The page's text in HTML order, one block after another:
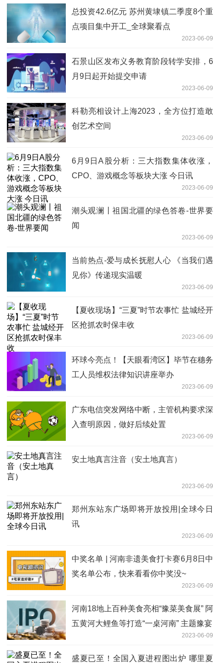
总投资42.6亿元 苏州黄埭镇二季度8个重
点项目集中开工_全球聚看点
2023-06-09
石景山区发布义务教育阶段转学安排，6
月9日起开始提交申请
2023-06-09
科勒亮相设计上海2023，全方位打造敢
创艺术空间
2023-06-09
6月9日A股分析：三大指数集体收涨，
CPO、游戏概念等板块大涨 今日讯
2023-06-09
潮头观澜丨祖国北疆的绿色答卷-世界要
闻
2023-06-09
当前热点-爱与成长抚慰人心 《当我们遇
见你》传递现实温暖
2023-06-09
【夏收现场】“三夏”时节农事忙 盐城经开
区抢抓农时保丰收
2023-06-09
环球今亮点！【天眼看湾区】毕节在穗务
工人员维权法律知识讲座举办
2023-06-09
广东电信突发网络中断，主管机构要求深
入查明原因，做好后续处置
2023-06-09
安土地真言注音（安土地真言）
2023-06-09
郑州东站东广场即将开放投用|全球今日
讯
2023-06-09
中奖名单 | 河南非遗美食打卡赛6月8日中
奖名单公布，快来看看你中奖没~
2023-06-09
河南18地上百种美食亮相“豫菜美食展” 阿
五黄河大鲤鱼等打造“一桌河南” 主题豫宴
2023-06-09
盛夏已至！全国入夏进程图出炉 哪里夏